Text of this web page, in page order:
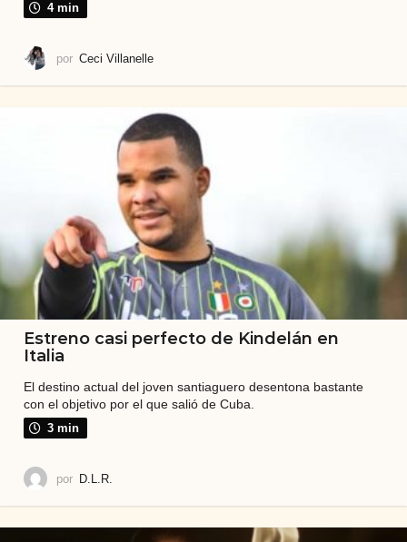
u
n
a
t
a
t
m
p
o
o
4 min
por Ceci Villanelle
Estreno casi perfecto de Kindelán en
Italia
El destino actual del joven santiaguero desentona bastante
con el objetivo por el que salió de Cuba.
3 min
por D.L.R.